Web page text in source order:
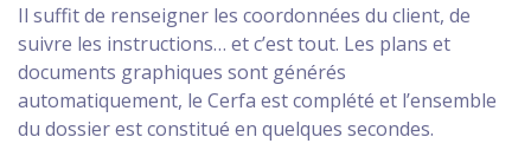
Il suffit de renseigner les coordonnées du client, de
suivre les instructions… et c’est tout. Les plans et
documents graphiques sont générés
automatiquement, le Cerfa est complété et l’ensemble
du dossier est constitué en quelques secondes.